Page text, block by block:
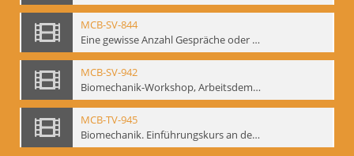
MCB-SV-844
Eine gewisse Anzahl Gespräche oder das völlig unbearbeitete Stundenbuch, Berlin 1995.
MCB-SV-942
Biomechanik-Workshop, Arbeitsdemonstration in der Staatsoper unter den Linden 2002
MCB-TV-945
Biomechanik. Einführungskurs an der HfS "Ernst Busch" 1995 (Vorarbeiten zu den Inszenierungen von T. Ostermeier u. Chr. v. Treskow). Teil 2